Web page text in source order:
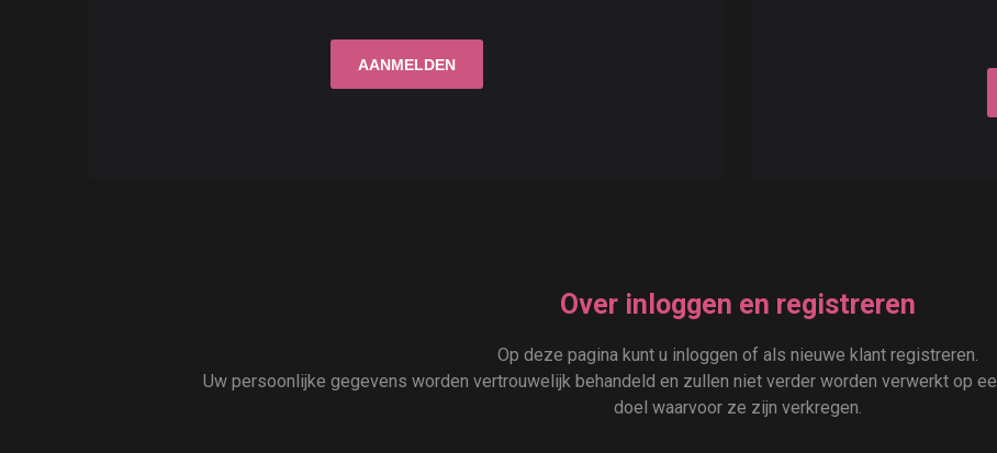
Over inloggen en registreren
Op deze pagina kunt u inloggen of als nieuwe klant registreren.
Uw persoonlijke gegevens worden vertrouwelijk behandeld en zullen niet verder worden verwerkt op
doel waarvoor ze zijn verkregen.